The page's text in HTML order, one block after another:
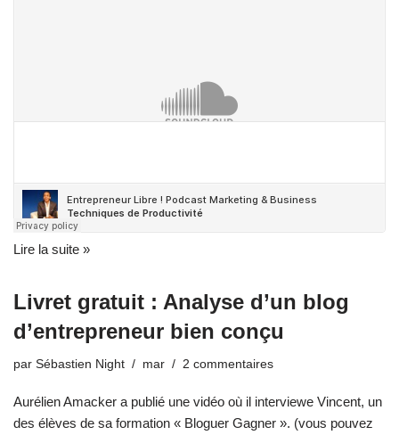
Lire la suite »
Livret gratuit : Analyse d’un blog
d’entrepreneur bien conçu
par Sébastien Night mar 2 commentaires
Aurélien Amacker a publié une vidéo où il interviewe Vincent, un
des élèves de sa formation « Bloguer Gagner ». (vous pouvez